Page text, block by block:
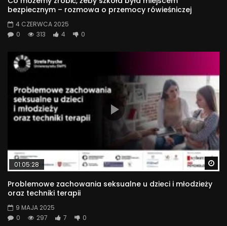
bezpiecznym – rozmowa o przemocy rówieśniczej
4 CZERWCA 2025
0
313 4 0
01:05:28
Problemowe zachowania seksualne u dzieci i młodzieży
oraz techniki terapii
9 MAJA 2025
0
297 7 0